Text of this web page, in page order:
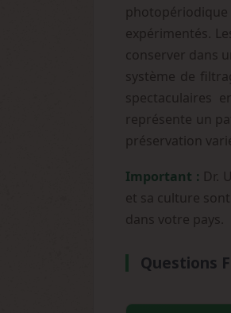
expérimentés.
conserver dans
système de
spectaculaires
représente un
préservation
Important : Dr.
et sa culture
dans votre pays.
Questions